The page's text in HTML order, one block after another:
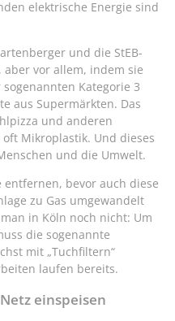
elektrische Energie sind
und die StEB-
vor allem, indem sie
Kategorie 3
aus Supermärkten. Das
und anderen
Mikroplastik. Und dieses
und die Umwelt.
entfernen, bevor auch diese
zu Gas umgewandelt
in Köln noch nicht: Um
die sogenannte
mit „Tuchfiltern“
laufen bereits.
einspeisen